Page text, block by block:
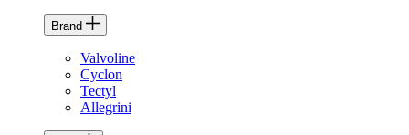
Brand
Valvoline
Cyclon
Tectyl
Allegrini